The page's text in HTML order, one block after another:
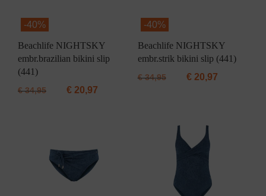
-40%
Beachlife NIGHTSKY
embr.brazilian bikini slip
(441)
€34,95 € 20,97
-40%
Beachlife NIGHTSKY
embr.strik bikini slip (441)
€34,95 €20,97